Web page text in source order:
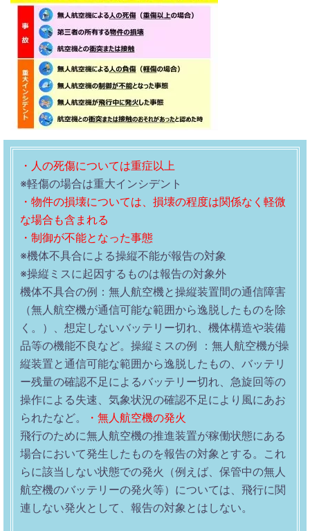
・人の死傷については重症以上
※軽傷の場合は重大インシデント
・物件の損壊については、損壊の程度は関係なく軽微
な場合も含まれる
・制御が不能となった事態
※機体不具合による操縦不能が報告の対象
※操縦ミスに起因するものは報告の対象外
機体不具合の例：無人航空機と操縦装置間の通信障害
（無人航空機が通信可能な範囲から逸脱したものを除
く。）、想定しないバッテリー切れ、機体構造や装備
品等の機能不良など。操縦ミスの例 ：無人航空機が操
縦装置と通信可能な範囲から逸脱したもの、バッテリ
ー残量の確認不足によるバッテリー切れ、急旋回等の
操作による失速、気象状況の確認不足により風にあお
られたなど。
・無人航空機の発火
飛行のために無人航空機の推進装置が稼働状態にある
場合において発生したものを報告の対象とする。これ
らに該当しない状態での発火（例えば、保管中の無人
航空機のバッテリーの発火等）については、飛行に関
連しない発火として、報告の対象とはしない。